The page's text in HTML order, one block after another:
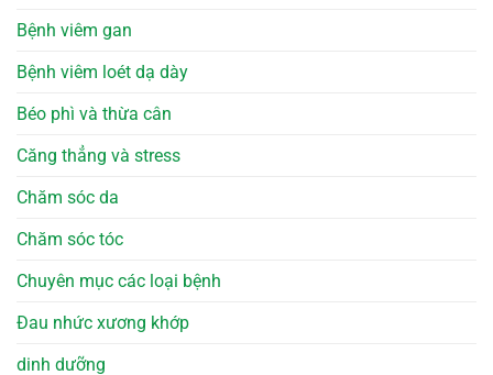
Bệnh viêm gan
Bệnh viêm loét dạ dày
Béo phì và thừa cân
Căng thẳng và stress
Chăm sóc da
Chăm sóc tóc
Chuyên mục các loại bệnh
Đau nhức xương khớp
dinh dưỡng